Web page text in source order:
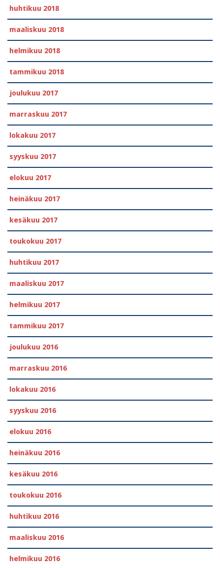
huhtikuu 2018
maaliskuu 2018
helmikuu 2018
tammikuu 2018
joulukuu 2017
marraskuu 2017
lokakuu 2017
syyskuu 2017
elokuu 2017
heinäkuu 2017
kesäkuu 2017
toukokuu 2017
huhtikuu 2017
maaliskuu 2017
helmikuu 2017
tammikuu 2017
joulukuu 2016
marraskuu 2016
lokakuu 2016
syyskuu 2016
elokuu 2016
heinäkuu 2016
kesäkuu 2016
toukokuu 2016
huhtikuu 2016
maaliskuu 2016
helmikuu 2016